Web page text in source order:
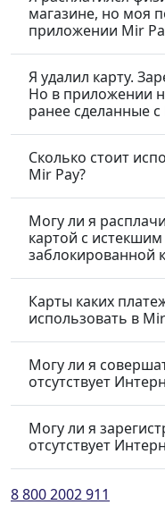
магазине, но моя
приложении Mir
Я удалил карту.
Но в приложении
ранее сделанные с
Сколько стоит
Mir Pay?
Могу ли я
картой с
заблокированной
Карты каких
использовать в
Могу ли я
отсутствует
Могу ли я
отсутствует
8 800 2002 911